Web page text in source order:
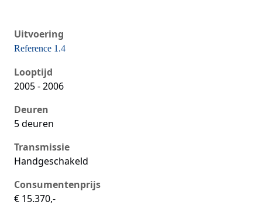
Uitvoering
Seat Ibiza iii, 1.4, 55 kW, Benzine, 5 deuren
Reference 1.4
Looptijd
2005 - 2006
Deuren
5 deuren
Transmissie
Handgeschakeld
Consumentenprijs
€ 15.370,-